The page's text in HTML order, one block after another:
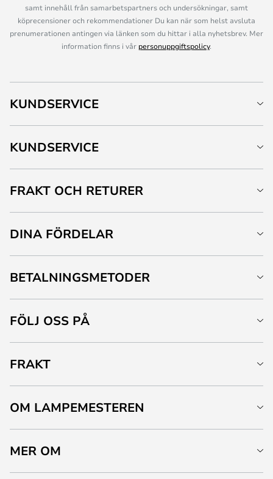
samt innehåll från samarbetspartners och undersökningar, samt
köprecensioner och rekommendationer Du kan när som helst avsluta
prenumerationen antingen via länken som du hittar i alla nyhetsbrev. Mer
information finns i vår personuppgiftspolicy.
KUNDSERVICE
KUNDSERVICE
FRAKT OCH RETURER
DINA FÖRDELAR
BETALNINGSMETODER
FÖLJ OSS PÅ
FRAKT
OM LAMPEMESTEREN
MER OM